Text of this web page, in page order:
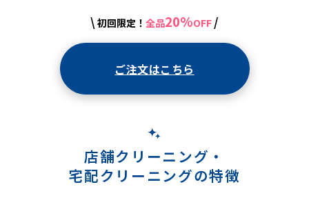
\ 初回限定！ 全品20%OFF /
ご注文はこちら
店舗クリーニング・
宅配クリーニングの特徴